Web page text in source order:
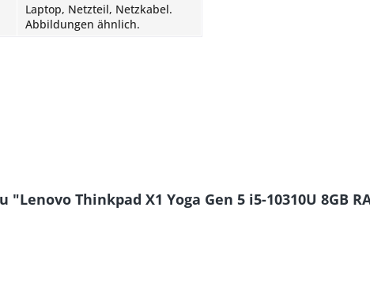
Laptop, Netzteil, Netzkabel.
Abbildungen ähnlich.
Thinkpad X1 Yoga Gen 5 i5-10310U 8GB